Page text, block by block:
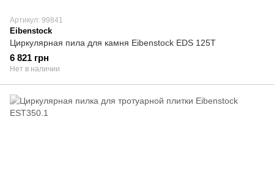
Артикул: 99841
Eibenstock
Циркулярная пила для камня Eibenstock EDS 125T
6 821 грн
Нет в наличии